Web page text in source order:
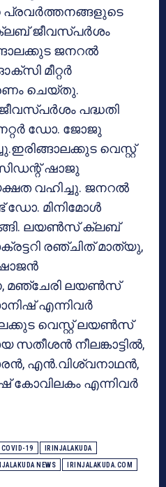
ജീവസ്പര്‍ശം
ജനറല്‍
മീറ്റര്‍
ചെയ്തു.
പദ്ധതി
ഡോ. ജോജു
വെസ്റ്റ്
ഷാജു
വഹിച്ചു. ജനറല്‍
മിനിമോള്‍
ലയണ്‍സ് ക്ലബ്
രഞ്ചിത് മാത്യു,
മഞ്ചേരി ലയണ്‍സ്
എന്നിവര്‍
വെസ്റ്റ് ലയണ്‍സ്
നീലങ്കാട്ടില്‍,
എന്‍.വിശ്വനാഥന്‍,
എന്നിവര്‍
COVID-19 IRINJALAKUDA
NEWS IRINJALAKUDA.COM